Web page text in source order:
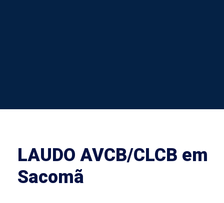
LAUDO AVCB/CLCB em
Sacomã